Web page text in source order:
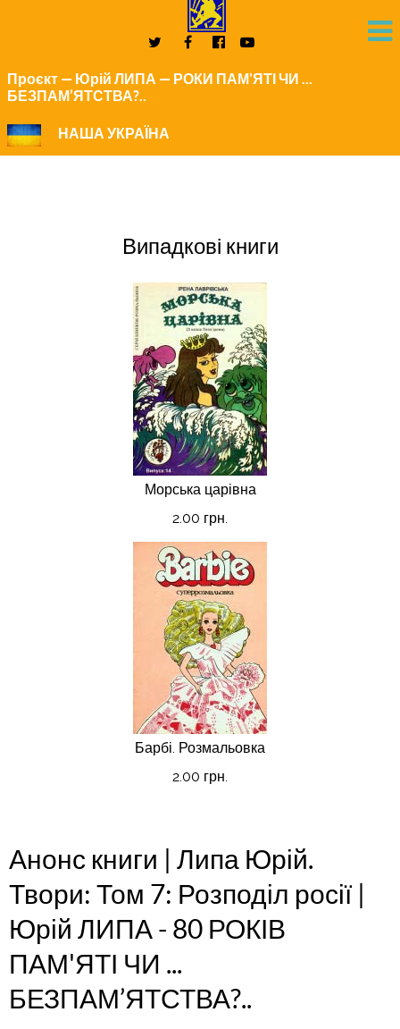
Проєкт — Юрій ЛИПА — РОКИ ПАМ'ЯТІ ЧИ ...
БЕЗПАМ’ЯТСТВА?..
НАША УКРАЇНА
Випадкові книги
Морська царівна
2.00 грн.
Барбі. Розмальовка
2.00 грн.
Анонс книги | Липа Юрій.
Твори: Том 7: Розподіл росії |
Юрій ЛИПА - 80 РОКІВ
ПАМ'ЯТІ ЧИ ...
БЕЗПАМ’ЯТСТВА?..